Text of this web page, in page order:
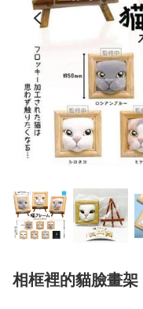
相框裡的貓臉畫架